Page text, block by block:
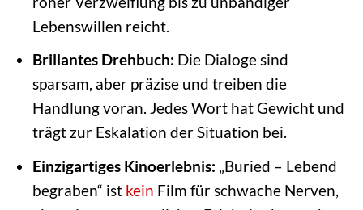
Lebenswillen reicht.
Brillantes Drehbuch: Die Dialoge sind
sparsam, aber präzise und treiben die
Handlung voran. Jedes Wort hat Gewicht und
trägt zur Eskalation der Situation bei.
Einzigartiges Kinoerlebnis: „Buried – Lebend
begraben“ ist kein Film für schwache Nerven,